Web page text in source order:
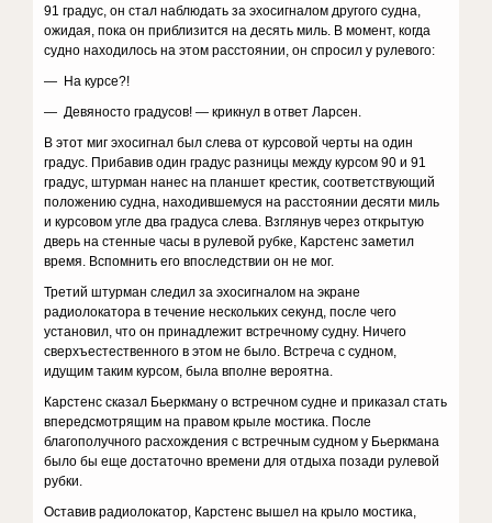
91 градус, он стал наблюдать за эхосигналом другого судна,
ожидая, пока он приблизится на десять миль. В момент, когда
судно находилось на этом расстоянии, он спросил у рулевого:
— На курсе?!
— Девяносто градусов! — крикнул в ответ Ларсен.
В этот миг эхосигнал был слева от курсовой черты на один
градус. Прибавив один градус разницы между курсом 90 и 91
градус, штурман нанес на планшет крестик, соответствующий
положению судна, находившемуся на расстоянии десяти миль
и курсовом угле два градуса слева. Взглянув через открытую
дверь на стенные часы в рулевой рубке, Карстенс заметил
время. Вспомнить его впоследствии он не мог.
Третий штурман следил за эхосигналом на экране
радиолокатора в течение нескольких секунд, после чего
установил, что он принадлежит встречному судну. Ничего
сверхъестественного в этом не было. Встреча с судном,
идущим таким курсом, была вполне вероятна.
Карстенс сказал Бьеркману о встречном судне и приказал стать
впередсмотрящим на правом крыле мостика. После
благополучного расхождения с встречным судном у Бьеркмана
было бы еще достаточно времени для отдыха позади рулевой
рубки.
Оставив радиолокатор, Карстенс вышел на крыло мостика,